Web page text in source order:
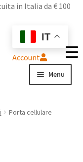
in Italia da € 100
IT
Account
Menu
Porta cellulare